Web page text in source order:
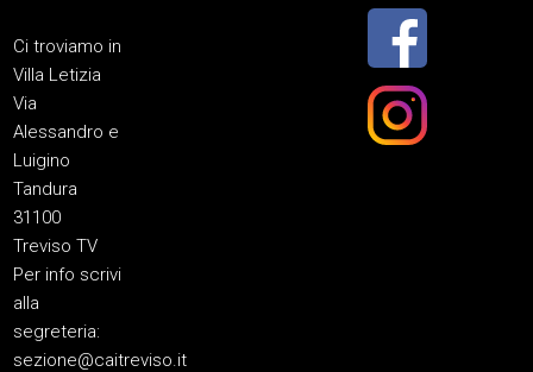
Ci troviamo in
Villa Letizia
Via
Alessandro e
Luigino
Tandura
31100
Treviso TV
Per info scrivi
alla
segreteria:
sezione@caitreviso.it